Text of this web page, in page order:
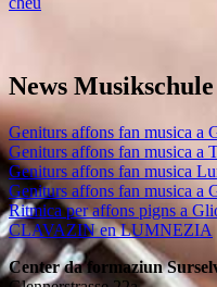
News Musikschule
Geniturs affons fan musica a
Geniturs affons fan musica a
Geniturs affons fan musica
Geniturs affons fan musica
Ritmica per affons pigns a
CLAVAZIN en LUMNEZIA
Center da formaziun